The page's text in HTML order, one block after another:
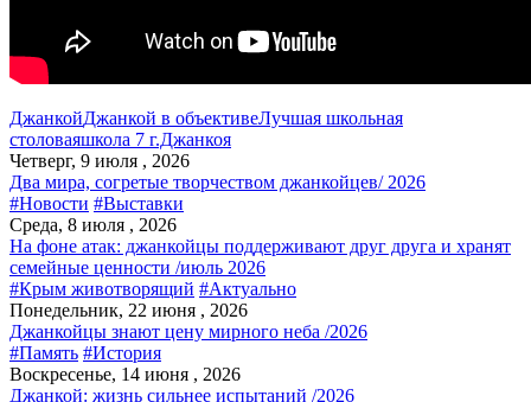
ДжанкойДжанкой в объективеЛучшая школьная
столоваяшкола 7 г.Джанкоя
Четверг, 9 июля , 2026
Два мира, согретые творчеством джанкойцев/ 2026
#Новости #Выставки
Среда, 8 июля , 2026
На фоне атак: джанкойцы поддерживают друг друга и хранят
семейные ценности /июль 2026
#Крым животворящий #Актуально
Понедельник, 22 июня , 2026
Джанкойцы знают цену мирного неба /2026
#Память #История
Воскресенье, 14 июня , 2026
Джанкой: жизнь сильнее испытаний /2026